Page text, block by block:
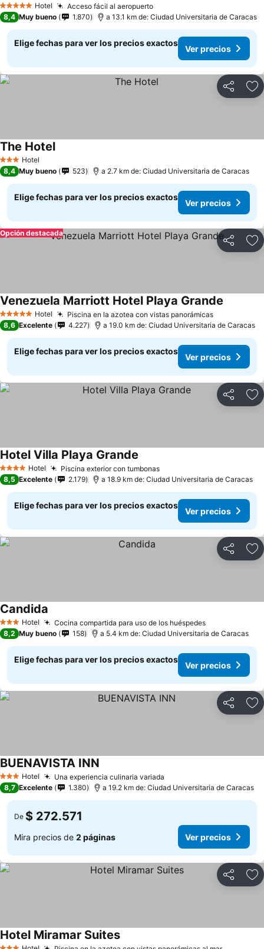
5 Estrellas Hotel Acceso fácil al aeropuerto
8,4 Muy bueno 1.870 a 13.1 km de: Ciudad Universitaria de Caracas
Elige fechas para ver los precios exactos
Ver precios
Compartir
3 Estrellas
Hotel
The Hotel
8,4 Muy bueno 523 a 2.7 km de: Ciudad Universitaria de Caracas
Elige fechas para ver los precios exactos
Ver precios
Compartir
Opción destacada
5 Estrellas Hotel Piscina en la azotea con vistas panorámicas
Venezuela Marriott Hotel Playa Grande
8,6 Excelente 4.227 a 19.0 km de: Ciudad Universitaria de Caracas
Elige fechas para ver los precios exactos
Ver precios
Compartir
4 EstrellasHotel Piscina exterior con tumbonas
Hotel Villa Playa Grande
8,5 Excelente 2.179 a 18.9 km de: Ciudad Universitaria de Caracas
Elige fechas para ver los precios exactos
Ver precios
Compartir
3 Estrellas
Hotel Cocina compartida para uso de los huéspedes
Candida
8,2 Muy bueno 158 a 5.4 km de: Ciudad Universitaria de Caracas
Elige fechas para ver los precios exactos
Ver precios
Compartir
3 Estrellas
Hotel Una experiencia culinaria variada
BUENAVISTA INN
8,7 Excelente 1.380 a 19.2 km de: Ciudad Universitaria de Caracas
De $ 272.571
Mira precios de 2 páginas Ver precios
Compartir
Hotel Miramar Suites